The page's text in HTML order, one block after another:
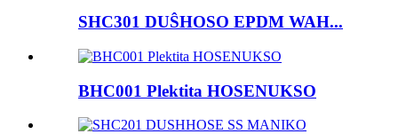
SHC301 DUŜHOSO EPDM WAH...
BHC001 Plektita HOSENUKSO